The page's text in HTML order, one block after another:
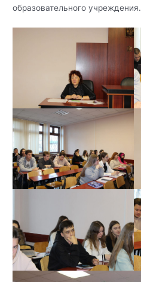
образовательного учреждения.